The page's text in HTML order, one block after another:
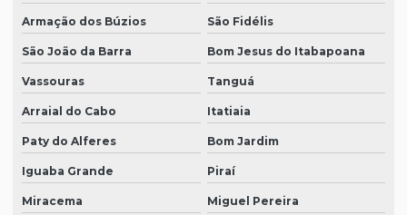
Armação dos Búzios São Fidélis
São João da Barra Bom Jesus do Itabapoana
Vassouras Tanguá
Arraial do Cabo Itatiaia
Paty do Alferes Bom Jardim
Iguaba Grande Piraí
Miracema Miguel Pereira